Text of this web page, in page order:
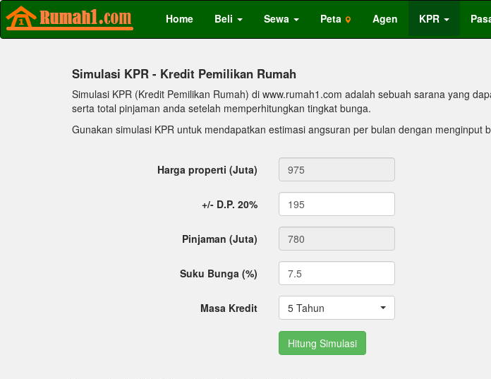
Home Beli Sewa Peta Agen KPR
Simulasi KPR - Kredit Pemilikan Rumah
Simulasi KPR (Kredit Pemilikan Rumah) di www.rumah1.com adalah sebuah sarana yang
serta total pinjaman anda setelah memperhitungkan tingkat bunga.
Gunakan simulasi KPR untuk mendapatkan estimasi angsuran per bulan dengan
Harga properti (Juta)
+/- D.P. 20%
Pinjaman (Juta)
Suku Bunga (%)
Masa Kredit 5 Tahun